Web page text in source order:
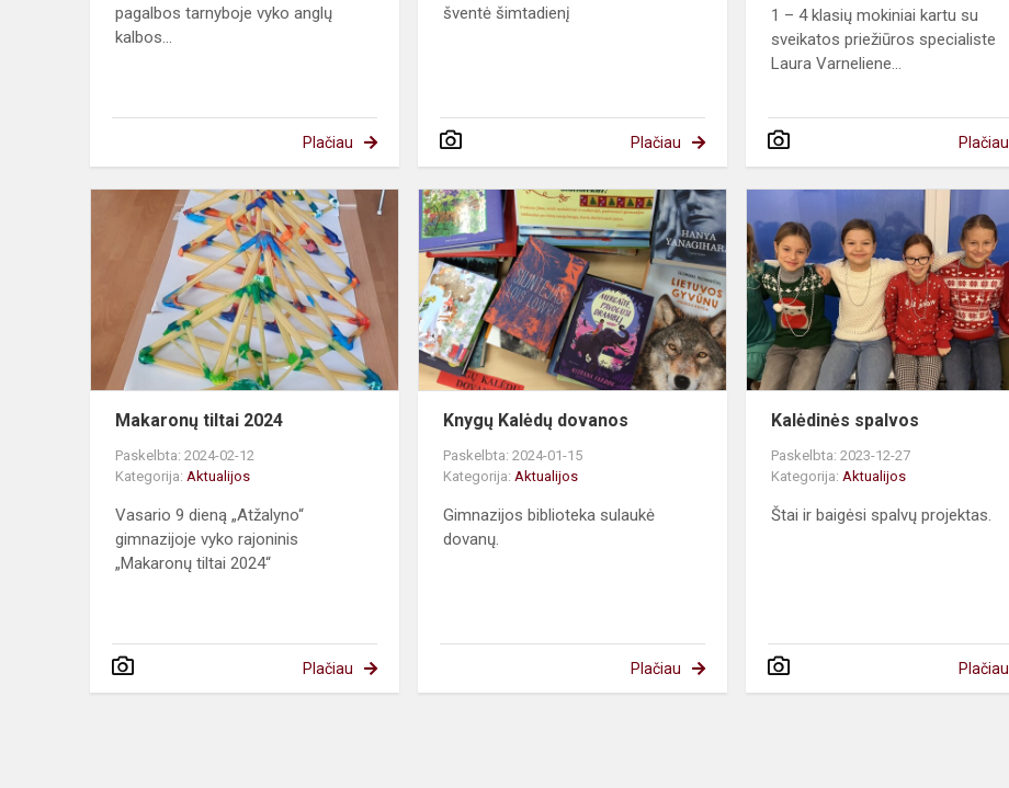
pagalbos tarnyboje vyko anglų
kalbos...
Plačiau
šventė šimtadienį
Plačiau
1 – 4 klasių mokiniai kartu su
sveikatos priežiūros specialiste
Laura Varneliene...
Plačiau
Makaronų
tiltai
2024
Makaronų tiltai 2024
Paskelbta: 2024-02-12
Kategorija: Aktualijos
Vasario 9 dieną „Atžalyno“
gimnazijoje vyko rajoninis
„Makaronų tiltai 2024“
Plačiau
Knygų
Kalėdų
dovanos
Knygų Kalėdų dovanos
Paskelbta: 2024-01-15
Kategorija:Aktualijos
Gimnazijos biblioteka sulaukė
dovanų.
Plačiau
Kalėdinės spalvos
Paskelbta: 2023-12-27
Kategorija:Aktualijos
Štai ir baigėsi spalvų projektas.
Plačiau